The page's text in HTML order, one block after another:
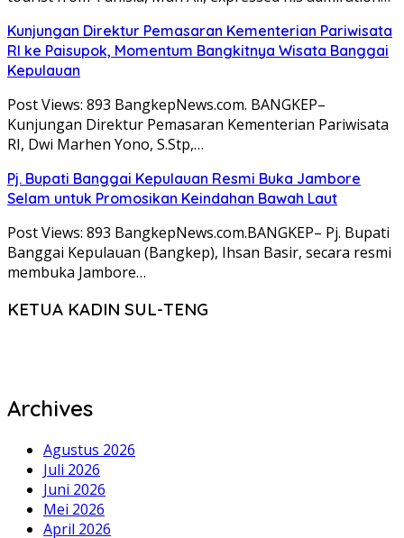
Kunjungan Direktur Pemasaran Kementerian Pariwisata
RI ke Paisupok, Momentum Bangkitnya Wisata Banggai
Kepulauan
Post Views: 893 BangkepNews.com. BANGKEP–
Kunjungan Direktur Pemasaran Kementerian Pariwisata
RI, Dwi Marhen Yono, S.Stp,…
Pj. Bupati Banggai Kepulauan Resmi Buka Jambore
Selam untuk Promosikan Keindahan Bawah Laut
Post Views: 893 BangkepNews.com.BANGKEP– Pj. Bupati
Banggai Kepulauan (Bangkep), Ihsan Basir, secara resmi
membuka Jambore…
KETUA KADIN SUL-TENG
Archives
Agustus 2026
Juli 2026
Juni 2026
Mei 2026
April 2026